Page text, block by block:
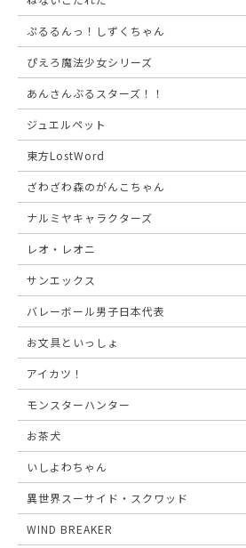
ぷるるんっ！しずくちゃん
ぴえろ魔法少女シリーズ
あんさんぶるスターズ！！
ジュエルペット
東方LostWord
ざわざわ森のがんこちゃん
ナルミヤキャラクターズ
レオ・レオニ
サンエックス
バレーボール男子日本代表
お文具といっしょ
アイカツ！
モンスターハンター
お茶犬
いしよわちゃん
異世界スーサイド・スクワッド
WIND BREAKER